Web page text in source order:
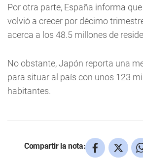
Por otra parte, España informa
volvió a crecer por décimo
acerca a los 48.5 millones de
No obstante, Japón reporta una
para situar al país con unos 123
habitantes.
Compartir la nota: